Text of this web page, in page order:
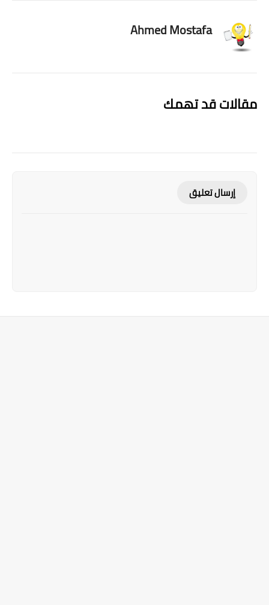
Ahmed Mostafa
مقالات قد تهمك
إرسال تعليق